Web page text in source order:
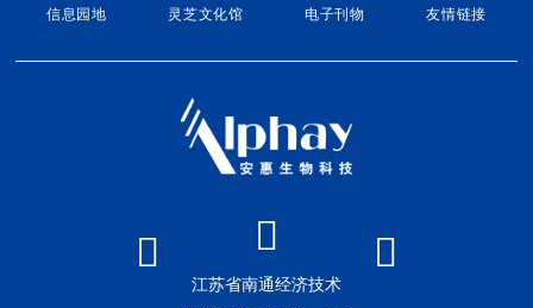
信息园地 灵芝文化馆 电子刊物 友情链接
江苏省南通经济技术